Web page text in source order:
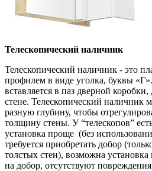
Телескопический наличник
Телескопический наличник - это
профилем в виде уголка, буквы
вставляется в паз дверной
стене. Телескопический наличник
разную глубину, чтобы
толщину стены. У “телескопов”
установка проще (без
требуется приобретать добор
толстых стен), возможна
на добор, отсутствуют